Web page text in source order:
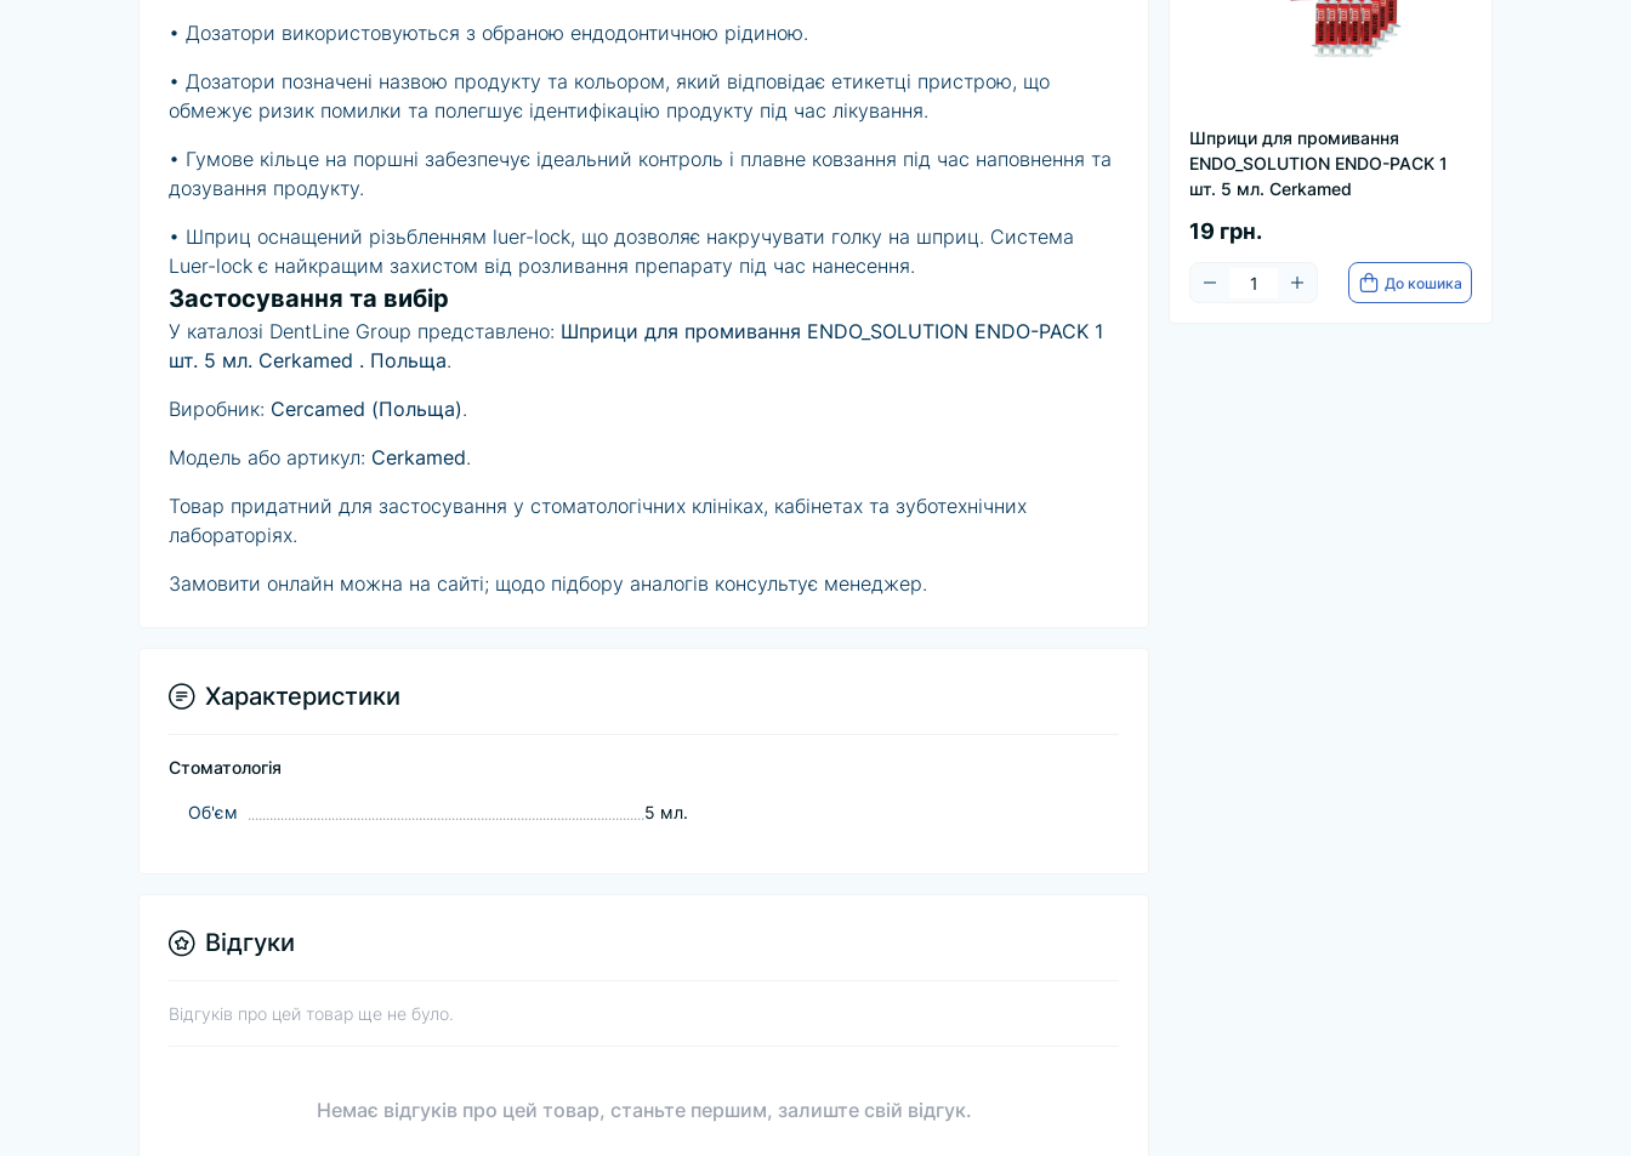
Шприци для промивання
ENDO_SOLUTION ENDO-PACK 1
шт. 5 мл. Cerkamed
19 грн.
До кошика
• Дозатори використовуються з обраною ендодонтичною рідиною.
• Дозатори позначені назвою продукту та кольором, який відповідає етикетці пристрою, що
обмежує ризик помилки та полегшує ідентифікацію продукту під час лікування.
• Гумове кільце на поршні забезпечує ідеальний контроль і плавне ковзання під час наповнення та
дозування продукту.
• Шприц оснащений різьбленням luer-lock, що дозволяє накручувати голку на шприц. Система
Luer-lock є найкращим захистом від розливання препарату під час нанесення.
Застосування та вибір
У каталозі DentLine Group представлено: Шприци для промивання ENDO_SOLUTION ENDO-PACK 1
шт. 5 мл. Cerkamed . Польща.
Виробник: Cercamed (Польща).
Модель або артикул: Cerkamed.
Товар придатний для застосування у стоматологічних клініках, кабінетах та зуботехнічних
лабораторіях.
Замовити онлайн можна на сайті; щодо підбору аналогів консультує менеджер.
Характеристики
Стоматологія
Об'єм 5 мл.
Відгуки
Відгуків про цей товар ще не було.
Немає відгуків про цей товар, станьте першим, залиште свій відгук.